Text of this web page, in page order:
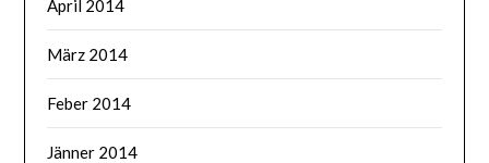
April 2014
März 2014
Feber 2014
Jänner 2014